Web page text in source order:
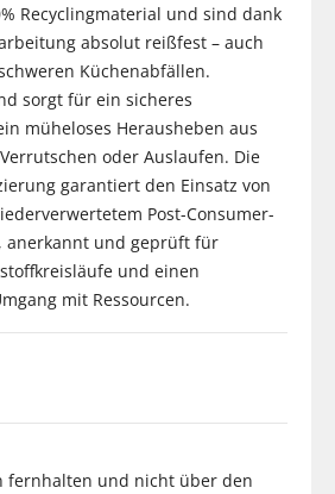
Recyclingmaterial und sind dank
absolut reißfest – auch
Küchenabfällen.
sorgt für ein sicheres
müheloses Herausheben aus
oder Auslaufen. Die
garantiert den Einsatz von
Post-Consumer-
anerkannt und geprüft für
und einen
mit Ressourcen.
fernhalten und nicht über den